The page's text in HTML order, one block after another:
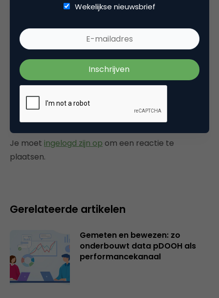
handelen om zo doelstellingen te halen, niet
hooguit laten zien dat je een probleem hebt…
niet hoe het komt!
14 februari 2007 om 13:24
Plaats reactie
Je moet ingelogd zijn op om een reactie te
plaatsen.
Gerelateerde artikelen
Gemeten en bewezen: zo
onderbouwt data pDOOH als
performancekanaal
Wekelijkse nieuwsbrief